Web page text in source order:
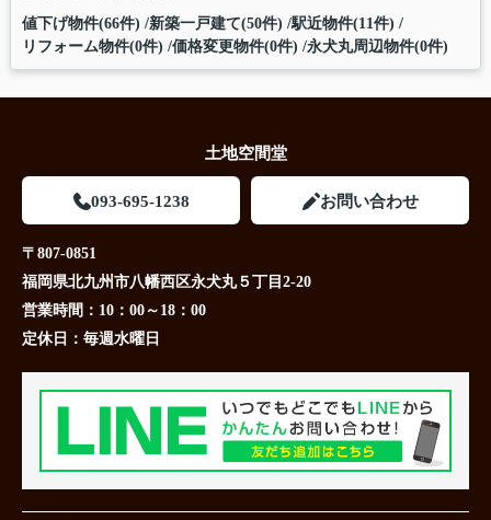
値下げ物件(66件) 新築一戸建て(50件) 駅近物件(11件)
リフォーム物件(0件) 価格変更物件(0件) 永犬丸周辺物件(0件)
土地空間堂
093-695-1238 お問い合わせ
〒807-0851
福岡県北九州市八幡西区永犬丸５丁目2-20
営業時間： 10：00～18：00
定休日： 毎週水曜日